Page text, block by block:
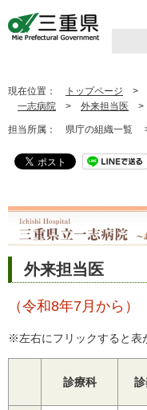
現在位置： トップページ >
一志病院 > 外来担当医 >
担当所属： 県庁の組織一覧
外来担当医
（令和8年7月から）
※左右にフリックすると表
診療科